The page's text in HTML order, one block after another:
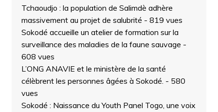
Tchaoudjo : la population de Salimdè adhère
massivement au projet de salubrité - 819 vues
Sokodé accueille un atelier de formation sur la
surveillance des maladies de la faune sauvage -
608 vues
L’ONG ANAVIE et le ministère de la santé
célèbrent les personnes âgées à Sokodé. - 580
vues
Sokodé : Naissance du Youth Panel Togo, une voix